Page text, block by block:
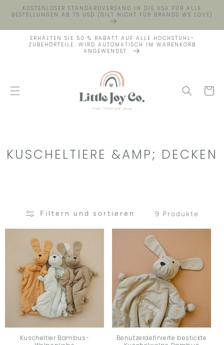
KOSTENLOSER STANDARDVERSAND IN DIE USA FÜR ALLE
BESTELLUNGEN AB 75 USD (GILT NICHT FÜR BRANDS WE LOVE)
ERHALTEN SIE 50 % RABATT AUF ALLE HOCHSTUHL-
ZUBEHÖRTEILE. WIRD AUTOMATISCH IM WARENKORB
ANGEWENDET
KATEGORIE:
KUSCHELTIERE &AMP; DECKEN
Filtern und sortieren 9 Produkte
Kuscheltier Bambus-
Benutzerdefinierte bestickte